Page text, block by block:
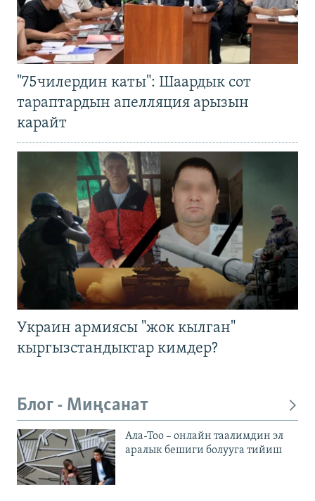
"75чилердин каты": Шаардык сот
тараптардын апелляция арызын
карайт
Украин армиясы "жок кылган"
кыргызстандыктар кимдер?
Блог - Миңсанат
Ала-Тоо – онлайн таалимдин эл
аралык бешиги болууга тийиш